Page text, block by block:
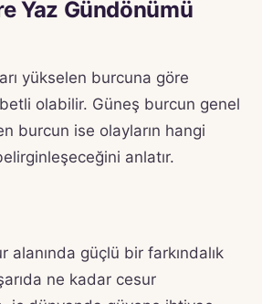
Yaz Gündönümü
yükselen burcuna göre
olabilir. Güneş burcun genel
burcun ise olayların hangi
anlatır.
alanında güçlü bir farkındalık
ne kadar cesur